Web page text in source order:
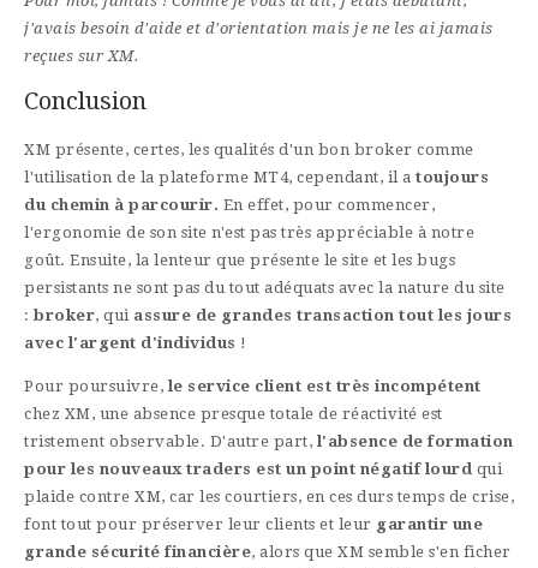
j'avais besoin d'aide et d'orientation mais je ne les ai jamais
reçues sur XM.
Conclusion
XM présente, certes, les qualités d'un bon broker comme
l'utilisation de la plateforme MT4, cependant, il a toujours
du chemin à parcourir. En effet, pour commencer,
l'ergonomie de son site n'est pas très appréciable à notre
goût. Ensuite, la lenteur que présente le site et les bugs
persistants ne sont pas du tout adéquats avec la nature du site
: broker, qui assure de grandes transaction tout les jours
avec l'argent d'individus !
Pour poursuivre, le service client est très incompétent
chez XM, une absence presque totale de réactivité est
tristement observable. D'autre part, l'absence de formation
pour les nouveaux traders est un point négatif lourd qui
plaide contre XM, car les courtiers, en ces durs temps de crise,
font tout pour préserver leur clients et leur garantir une
grande sécurité financière, alors que XM semble s'en ficher